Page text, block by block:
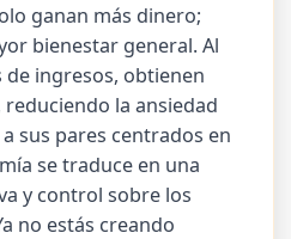
ganan más dinero;
bienestar general. Al
ingresos, obtienen
la ansiedad
sus pares centrados en
se traduce en una
y control sobre los
no estás creando